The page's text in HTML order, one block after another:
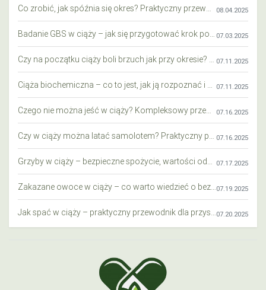
08.04.2025
07.03.2025
07.11.2025
07.11.2025
07.16.2025
07.16.2025
07.17.2025
07.19.2025
07.20.2025